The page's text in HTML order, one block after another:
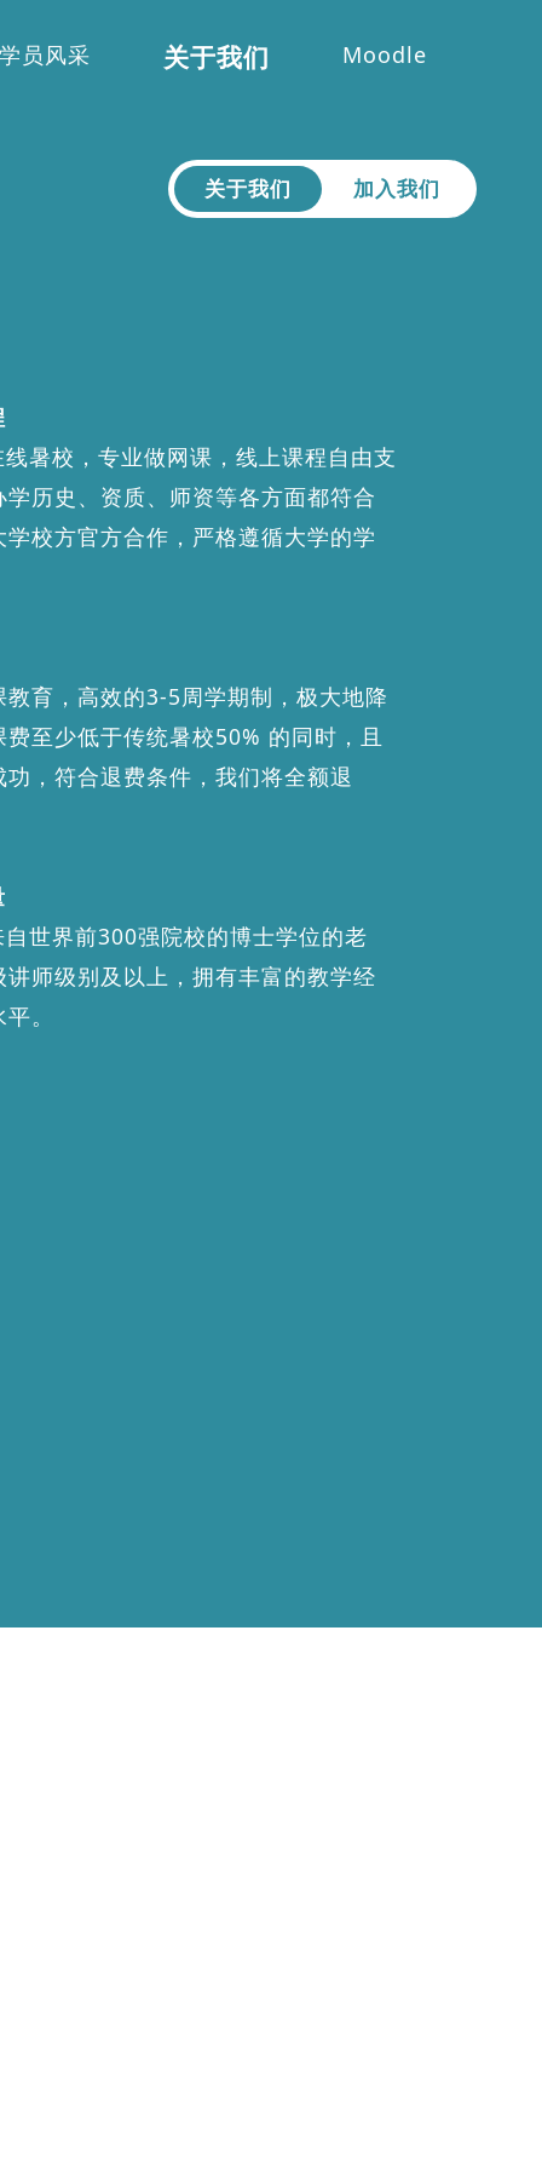
学员风采 关于我们 Moodle
关于我们 加入我们
暑校，专业做网课，线上课程自由支
历史、资质、师资等各方面都符合
校方官方合作，严格遵循大学的学
育，高效的3-5周学期制，极大地降
至少低于传统暑校50% 的同时，且
，符合退费条件，我们将全额退
自世界前300强院校的博士学位的老
师级别及以上，拥有丰富的教学经
。